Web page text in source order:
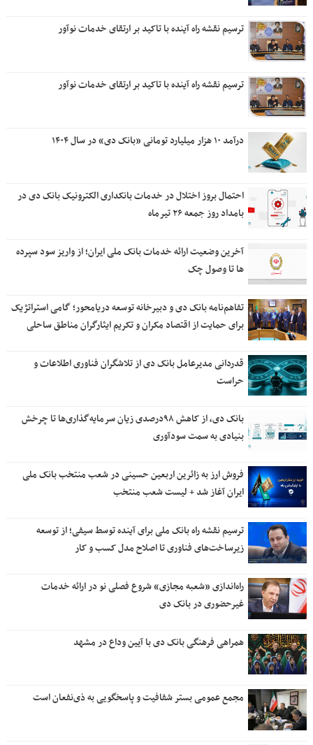
ترسیم نقشه راه آینده با تاکید بر ارتقای خدمات نوآور
ترسیم نقشه راه آینده با تاکید بر ارتقای خدمات نوآور
درآمد ۱۰ هزار میلیارد تومانی «بانک دی» در سال ۱۴۰۴
احتمال بروز اختلال در خدمات بانکداری الکترونیک بانک دی در
بامداد روز جمعه ۲۶ تیرماه
آخرین وضعیت ارائه خدمات بانک ملی ایران؛ از واریز سود سپرده
ها تا وصول چک
تفاهم‌نامه بانک دی و دبیرخانه توسعه دریامحور؛ گامی استراتژیک
برای حمایت از اقتصاد مکران و تکریم ایثارگران مناطق ساحلی
قدردانی مدیرعامل بانک دی از تلاشگران فناوری اطلاعات و
حراست
بانک دی، از کاهش ۹۸درصدی زیان سرمایه‌گذاری‌ها تا چرخش
بنیادی به سمت سودآوری
فروش ارز به زائرین اربعین حسینی در شعب منتخب بانک ملی
ایران آغاز شد + لیست شعب منتخب
ترسیم نقشه راه بانک ملی برای آینده توسط سیفی؛ از توسعه
زیرساخت‌های فناوری تا اصلاح مدل کسب و کار
راه‌اندازی «شعبه مجازی» شروع فصلی نو در ارائه خدمات
غیرحضوری در بانک دی
همراهی فرهنگی بانک دی با آیین وداع در مشهد
مجمع عمومی بستر شفافیت و پاسخگویی به ذی‌نفعان است